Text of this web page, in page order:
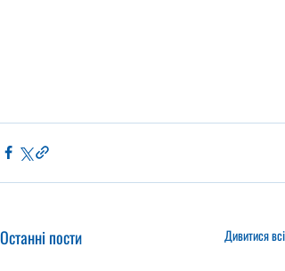
Останні пости Дивитися всі